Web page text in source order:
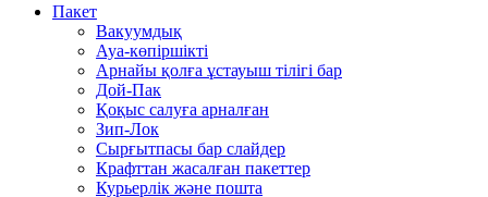
Пакет
Вакуумдық
Ауа-көпіршікті
Арнайы қолға ұстауыш тілігі бар
Дой-Пак
Қоқыс салуға арналған
Зип-Лок
Сырғытпасы бар слайдер
Крафттан жасалған пакеттер
Курьерлік және пошта